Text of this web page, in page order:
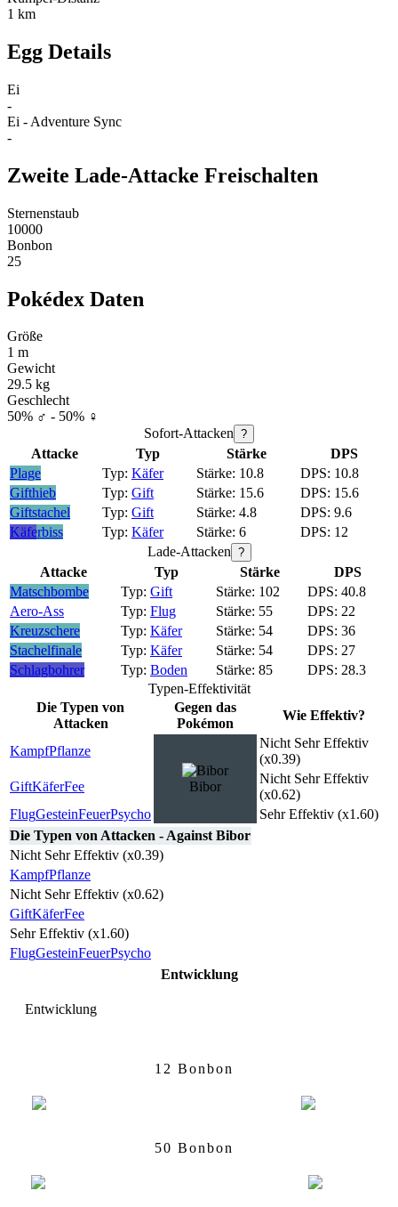
1 km
Egg Details
Ei
-
Ei - Adventure Sync
-
Zweite Lade-Attacke Freischalten
Sternenstaub
10000
Bonbon
25
Pokédex Daten
Größe
1 m
Gewicht
29.5 kg
Geschlecht
50% ♂ - 50% ♀
Sofort-Attacken ?
Attacke Typ Stärke
DPS
Plage
Käfer 10.8
10.8
Gifthieb
Gift 15.6
15.6
Giftstachel
Gift 4.8
9.6
Käferbiss
Käfer 6
12
Lade-Attacken ?
Attacke Typ Stärke
DPS
Matschbombe
Gift 102
40.8
Aero-Ass
Flug 55
22
Kreuzschere
Käfer 54
36
Stachelfinale
Käfer 54
27
Schlagbohrer
Boden 85
28.3
Typen-Effektivität
Die Typen von
Attacken
Gegen das
Pokémon
Wie Effektiv?
KampfPflanze
Bibor
Nicht Sehr Effektiv
(x0.39)
GiftKäferFee
Nicht Sehr Effektiv
(x0.62)
FlugGesteinFeuerPsycho
Sehr Effektiv (x1.60)
Die Typen von Attacken - Against Bibor
Nicht Sehr Effektiv (x0.39)
KampfPflanze
Nicht Sehr Effektiv (x0.62)
GiftKäferFee
Sehr Effektiv (x1.60)
FlugGesteinFeuerPsycho
Entwicklung
Entwicklung
12 Bonbon
50 Bonbon